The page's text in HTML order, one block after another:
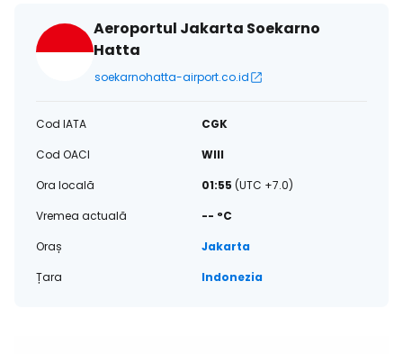
Aeroportul Jakarta Soekarno
Hatta
soekarnohatta-airport.co.id
Cod IATA
CGK
Cod OACI
WIII
Ora locală
01:55 (UTC +7.0)
Vremea actuală
-- °C
Oraș
Jakarta
Țara
Indonezia